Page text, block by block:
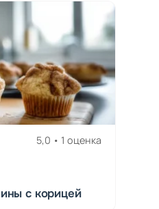
5,0 • 1 оценка
с корицей